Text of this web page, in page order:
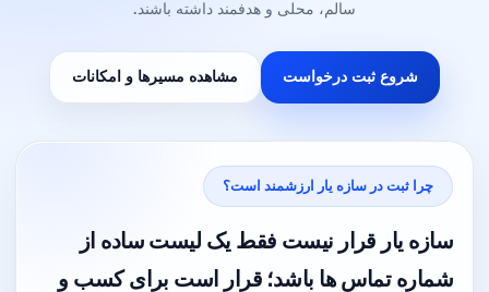
سالم، محلی و هدفمند داشته باشند.
شروع ثبت درخواست مشاهده مسیرها و امکانات
چرا ثبت در سازه یار ارزشمند است؟
سازه یار قرار نیست فقط یک لیست ساده از
شماره تماس ها باشد؛ قرار است برای کسب و